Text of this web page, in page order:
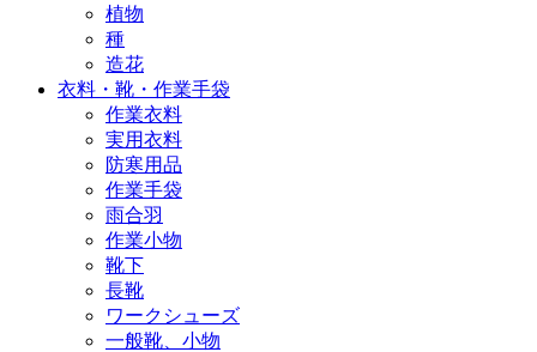
植物
種
造花
衣料・靴・作業手袋
作業衣料
実用衣料
防寒用品
作業手袋
雨合羽
作業小物
靴下
長靴
ワークシューズ
一般靴、小物